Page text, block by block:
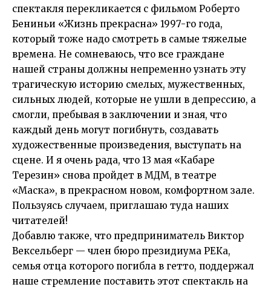
спектакля перекликается с фильмом Роберто
Бениньи «Жизнь прекрасна» 1997-го года,
который тоже надо смотреть в самые тяжелые
времена. Не сомневаюсь, что все граждане
нашей страны должны непременно узнать эту
трагическую историю смелых, мужественных,
сильных людей, которые не ушли в депрессию, а
смогли, пребывая в заключении и зная, что
каждый день могут погибнуть, создавать
художественные произведения, выступать на
сцене. И я очень рада, что 13 мая «Кабаре
Терезин» снова пройдет в МДМ, в театре
«Маска», в прекрасном новом, комфортном зале.
Пользуясь случаем, приглашаю туда наших
читателей!
Добавлю также, что предприниматель Виктор
Вексельберг — член бюро президиума РЕКа,
семья отца которого погибла в гетто, поддержал
наше стремление поставить этот спектакль на